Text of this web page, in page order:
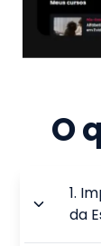
O
1.
da